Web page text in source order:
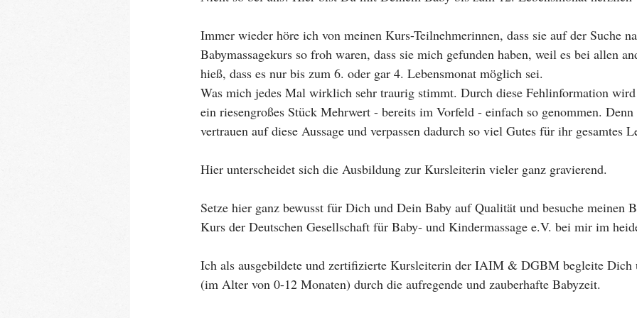
Immer wieder höre ich von meinen Kurs-Teilnehmerinnen, dass sie auf der Suche
Babymassagekurs so froh waren, dass sie mich gefunden haben, weil es bei allen
hieß, dass es nur bis zum 6. oder gar 4. Lebensmonat möglich sei.
Was mich jedes Mal wirklich sehr traurig stimmt. Durch diese Fehlinformation
ein riesengroßes Stück Mehrwert - bereits im Vorfeld - einfach so genommen.
vertrauen auf diese Aussage und verpassen dadurch so viel Gutes für ihr gesamtes
Hier unterscheidet sich die Ausbildung zur Kursleiterin vieler ganz gravierend.
Setze hier ganz bewusst für Dich und Dein Baby auf Qualität und besuche meinen
Kurs der Deutschen Gesellschaft für Baby- und Kindermassage e.V. bei mir im
Ich als ausgebildete und zertifizierte Kursleiterin der IAIM & DGBM begleite
(im Alter von 0-12 Monaten) durch die aufregende und zauberhafte Babyzeit.